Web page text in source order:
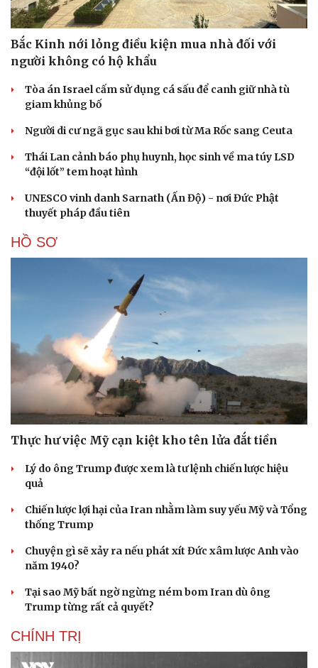
Bắc Kinh nới lỏng điều kiện mua nhà đối với
người không có hộ khẩu
Tòa án Israel cấm sử dụng cá sấu để canh giữ nhà tù
giam khủng bố
Người di cư ngã gục sau khi bơi từ Ma Rốc sang Ceuta
Thái Lan cảnh báo phụ huynh, học sinh về ma túy LSD
“đội lốt” tem hoạt hình
UNESCO vinh danh Sarnath (Ấn Độ) - nơi Đức Phật
thuyết pháp đầu tiên
HỒ SƠ
Thực hư việc Mỹ cạn kiệt kho tên lửa đắt tiền
Lý do ông Trump được xem là tư lệnh chiến lược hiệu
quả
Chiến lược lợi hại của Iran nhằm làm suy yếu Mỹ và Tổng
thống Trump
Chuyện gì sẽ xảy ra nếu phát xít Đức xâm lược Anh vào
năm 1940?
Tại sao Mỹ bất ngờ ngừng ném bom Iran dù ông
Trump từng rất cả quyết?
CHÍNH TRỊ